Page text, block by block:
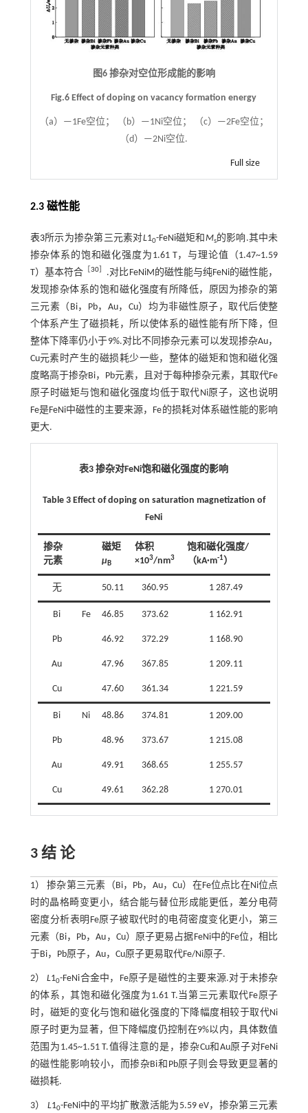
图6 掺杂对空位形成能的影响
Fig.6 Effect of doping on vacancy formation energy
（a）—1Fe空位； （b）—1Ni空位； （c）—2Fe空位；
（d）—2Ni空位.
Full size
2.3 磁性能
表3所示为掺杂第三元素对L10-FeNi磁矩和 Ms的影响.其中未
掺杂体系的饱和磁化强度为1.61 T，与理论值（1.47~1.59
T）基本符合 ［30
.对比FeNiM的磁性能与纯FeNi的磁性能，
发现掺杂体系的饱和磁化强度有所降低，原因为掺杂的第
三元素（Bi，Pb，Au，Cu）均为非磁性原子，取代后使整
个体系产生了磁损耗，所以使体系的磁性能有所下降，但
整体下降率仍小于9%.对比不同掺杂元素可以发现掺杂Au，
Cu元素时产生的磁损耗少一些，整体的磁矩和饱和磁化强
度略高于掺杂Bi，Pb元素，且对于每种掺杂元素，其取代Fe
原子时磁矩与饱和磁化强度均低于取代Ni原子，这也说明
Fe是FeNi中磁性的主要来源，Fe的损耗对体系磁性能的影响
更大.
表3 掺杂对FeNi饱和磁化强度的影响
Table 3 Effect of doping on saturation magnetization of
FeNi
掺杂
元素
磁矩
μ B
体积
×103/nm3
饱和磁化强度/
（kA·m-1）
无 50.11 360.95 1 287.49
Bi Fe 46.85 373.62 1 162.91
Pb 46.92 372.29 1 168.90
Au 47.96 367.85 1 209.11
Cu 47.60 361.34 1 221.59
Bi Ni 48.86 374.81 1 209.00
Pb 48.96 373.67 1 215.08
Au 49.91 368.65 1 255.57
Cu 49.61 362.28 1 270.01
3 结 论
1） 掺杂第三元素（Bi，Pb，Au，Cu）在Fe位点比在Ni位点
时的晶格畸变更小，结合能与替位形成能更低，差分电荷
密度分析表明Fe原子被取代时的电荷密度变化更小，第三
元素（Bi，Pb，Au，Cu）原子更易占据FeNi中的Fe位，相比
于Bi，Pb原子，Au，Cu原子更易取代Fe/Ni原子.
2）L10-FeNi合金中，Fe原子是磁性的主要来源.对于未掺杂
的体系，其饱和磁化强度为1.61 T.当第三元素取代Fe原子
时，磁矩的变化与饱和磁化强度的下降幅度相较于取代Ni
原子时更为显著，但下降幅度仍控制在9%以内，具体数值
范围为1.45~1.51 T.值得注意的是，掺杂Cu和Au原子对FeNi
的磁性能影响较小，而掺杂Bi和Pb原子则会导致更显著的
磁损耗.
3） L10-FeNi中的平均扩散激活能为5.59 eV，掺杂第三元素